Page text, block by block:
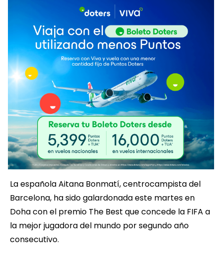
La española Aitana Bonmatí, centrocampista del
Barcelona, ha sido galardonada este martes en
Doha con el premio The Best que concede la FIFA a
la mejor jugadora del mundo por segundo año
consecutivo.